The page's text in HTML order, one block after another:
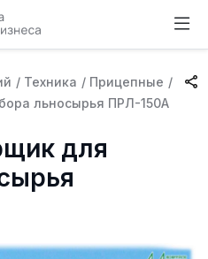
/ Техника / Прицепные /
льносырья ПРЛ-150А
для